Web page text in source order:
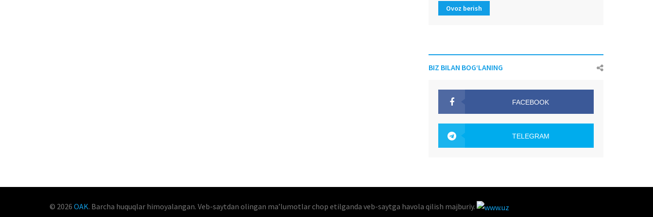
Ovoz berish
BIZ BILAN BOG‘LANING
FACEBOOK
TELEGRAM
© 2026 OAK. Barcha huquqlar himoyalangan. Veb-saytdan olingan maʼlumotlar chop etilganda veb-saytga havola qilish majburiy.